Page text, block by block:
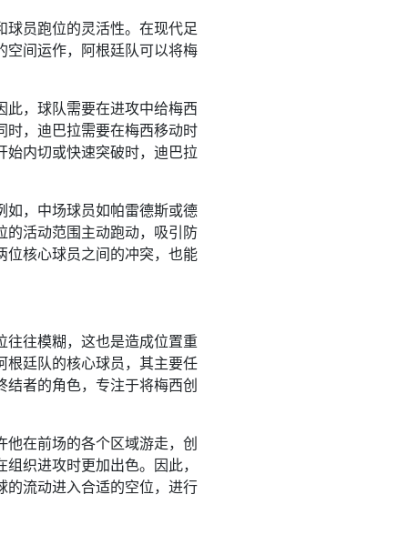
员跑位的灵活性。在现代足
空间运作，阿根廷队可以将梅
，球队需要在进攻中给梅西
时，迪巴拉需要在梅西移动时
内切或快速突破时，迪巴拉
如，中场球员如帕雷德斯或德
的活动范围主动跑动，吸引防
位核心球员之间的冲突，也能
往往模糊，这也是造成位置重
根廷队的核心球员，其主要任
者的角色，专注于将梅西创
在前场的各个区域游走，创
织进攻时更加出色。因此，
的流动进入合适的空位，进行